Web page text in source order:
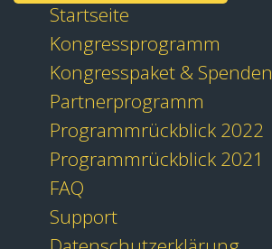
Startseite
Kongressprogramm
Kongresspaket & Spenden
Partnerprogramm
Programmrückblick 2022
Programmrückblick 2021
FAQ
Support